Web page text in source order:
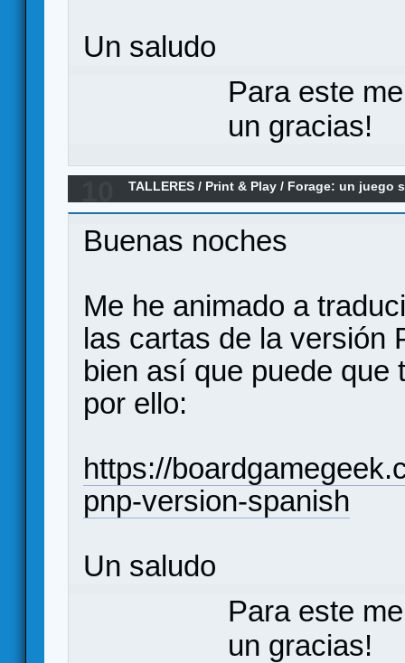
Un saludo
Para este
un gracias!
TALLERES / Print & Play / Forage: un juego
Buenas noches
Me he animado a
las cartas de la versión
bien así que puede que
por ello:
https://
pnp-version-spanish
Un saludo
Para este
un gracias!